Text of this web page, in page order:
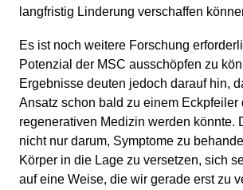
langfristig Linderung verschaffen
Es ist noch weitere Forschung
Potenzial der MSC ausschöpfen zu
Ergebnisse deuten jedoch darauf hin,
Ansatz schon bald zu einem Eckpfeiler
regenerativen Medizin werden könnte.
nicht nur darum, Symptome zu
Körper in die Lage zu versetzen, sich
auf eine Weise, die wir gerade erst zu